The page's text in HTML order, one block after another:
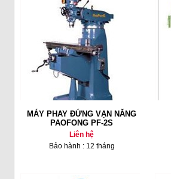
MÁY PHAY ĐỨNG VẠN NĂNG
PAOFONG PF-2S
Liên hệ
Bảo hành : 12 tháng